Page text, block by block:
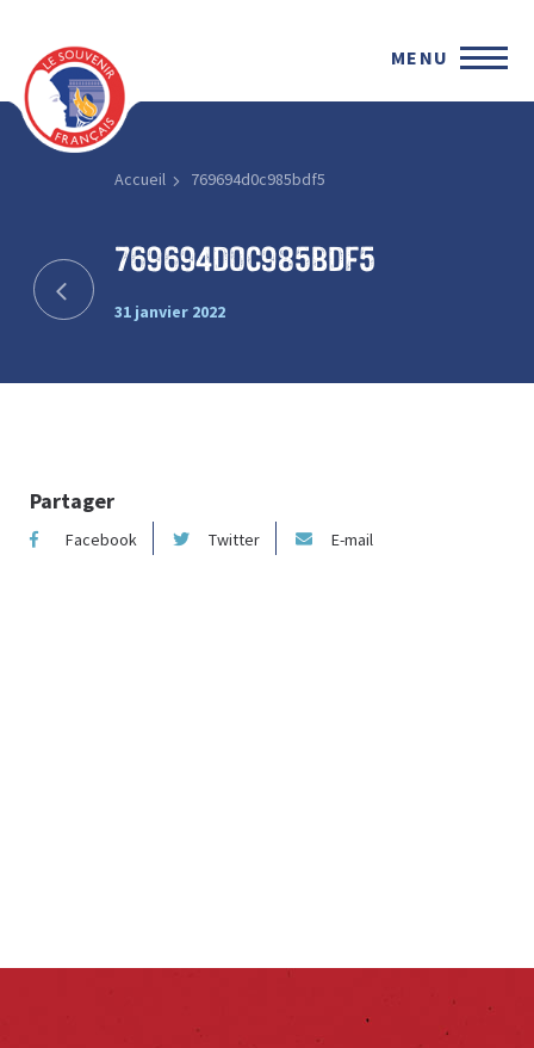
MENU
Accueil 769694d0c985bdf5
769694d0c985bdf5
31 janvier 2022
Partager
Facebook Twitter E-mail